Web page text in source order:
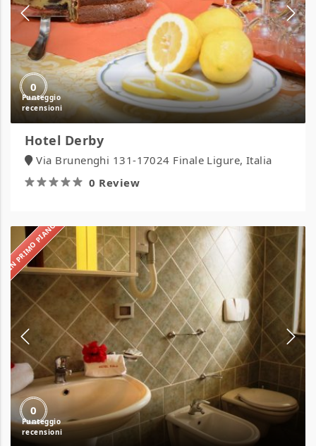
0
Hotel Derby
Via Brunenghi 131-17024 Finale Ligure, Italia
0 Review
IN PRIMO PIANO
0
Hotel
Eolo